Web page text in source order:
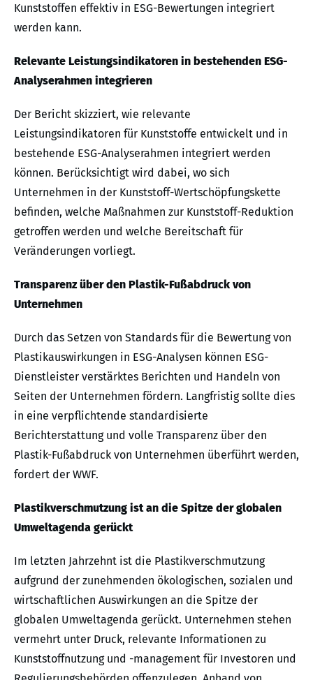
Kunststoffen effektiv in ESG-Bewertungen integriert
werden kann.
Relevante Leistungsindikatoren in bestehenden ESG-
Analyserahmen integrieren
Der Bericht skizziert, wie relevante
Leistungsindikatoren für Kunststoffe entwickelt und in
bestehende ESG-Analyserahmen integriert werden
können. Berücksichtigt wird dabei, wo sich
Unternehmen in der Kunststoff-Wertschöpfungskette
befinden, welche Maßnahmen zur Kunststoff-Reduktion
getroffen werden und welche Bereitschaft für
Veränderungen vorliegt.
Transparenz über den Plastik-Fußabdruck von
Unternehmen
Durch das Setzen von Standards für die Bewertung von
Plastikauswirkungen in ESG-Analysen können ESG-
Dienstleister verstärktes Berichten und Handeln von
Seiten der Unternehmen fördern. Langfristig sollte dies
in eine verpflichtende standardisierte
Berichterstattung und volle Transparenz über den
Plastik-Fußabdruck von Unternehmen überführt werden,
fordert der WWF.
Plastikverschmutzung ist an die Spitze der globalen
Umweltagenda gerückt
Im letzten Jahrzehnt ist die Plastikverschmutzung
aufgrund der zunehmenden ökologischen, sozialen und
wirtschaftlichen Auswirkungen an die Spitze der
globalen Umweltagenda gerückt. Unternehmen stehen
vermehrt unter Druck, relevante Informationen zu
Kunststoffnutzung und -management für Investoren und